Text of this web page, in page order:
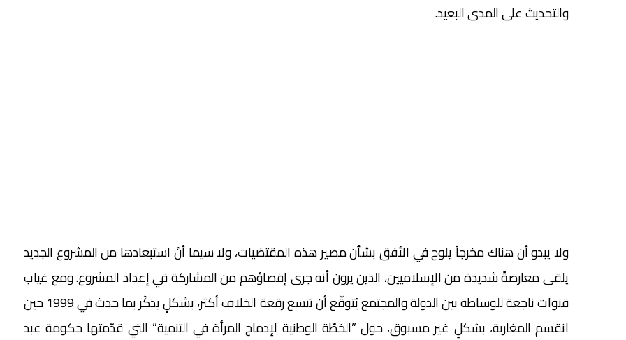
والتحديث على المدى البعيد.
ولا يبدو أن هناك مخرجاً يلوح في الأفق بشأن مصير هذه المقتضيات، ولا سيما أنّ استبعادها من المشروع الجديد
يلقى معارضةً شديدة من الإسلاميين، الذين يرون أنه جرى إقصاؤهم من المشاركة في إعداد المشروع. ومع غياب
قنوات ناجعة للوساطة بين الدولة والمجتمع يُتوقّع أن تتسع رقعة الخلاف أكثر، بشكلٍ يذكّر بما حدث في 1999 حين
انقسم المغاربة، بشكلٍ غير مسبوق، حول ”الخطّة الوطنية لإدماج المرأة في التنمية” التي قدّمتها حكومة عبد